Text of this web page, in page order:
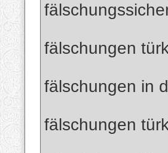
fälschungen
fälschungen in
fälschungen